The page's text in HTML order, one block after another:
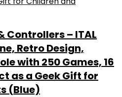
Controllers – ITAL
Retro Design,
with 250 Games, 16
as a Geek Gift for
(Blue)